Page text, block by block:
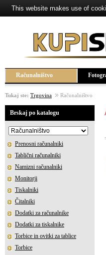
Računalništvo
Tukaj ste: Trgovina Računalništvo
Brskaj po katalogu
Prenosni računalniki
Tablični računalniki
Namizni računalniki
Monitorji
Tiskalniki
Čitalniki
Dodatki za računalnike
Dodatki za tiskalnike
Torbice in ovitki za tablice
Torbice
This website makes use of